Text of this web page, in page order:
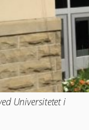
Universitetet i